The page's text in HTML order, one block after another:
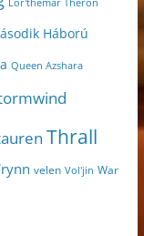
Háború
Queen Azshara
Thrall
velen Vol'jin War